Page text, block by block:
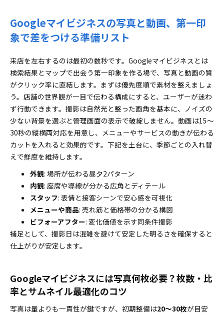
Googleマイビジネスの写真と動画、第一印
象で差をつける準備リスト
来店を左右するのは最初の数秒です。Googleマイビジネスとは
検索結果とマップで出会う第一印象を作る場で、写真と動画の質
がクリック率に直結します。まずは優先度順で素材を整えましょ
う。店舗の世界観が一目で伝わる構成にすると、ユーザーが迷わ
ず行動できます。撮影は自然光と整った画角を基本に、ノイズの
少ない背景を選ぶと管理画面の表示で破綻しません。動画は15〜
30秒の縦横両対応を用意し、メニューやサービスの動きが伝わる
カットを入れると効果的です。下記を土台に、季節ごとの入れ替
えで鮮度を維持します。
外観: 場所が伝わる昼夕2パターン
内観: 座席や導線が分かる広角とディテール
スタッフ: 表情と接客シーンで安心感を可視化
メニューや商品: 売れ筋と価格帯の分かる構図
ビフォーアフター: 変化価値を示す同条件撮影
補足として、撮影日は混雑を避けて安定した明るさを確保すると
仕上がりが安定します。
Googleマイビジネスには写真何枚必要？枚数・比
率とサムネイル最適化のコツ
写真は量よりも一貫性が鍵ですが、初期整備は20〜30枚が目安